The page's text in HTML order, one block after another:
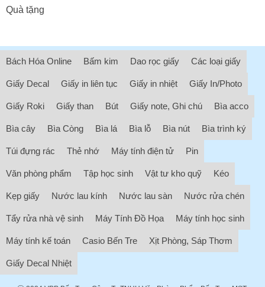
Quà tặng
Bách Hóa Online Bấm kim Dao rọc giấy Các loại giấy
Giấy Decal Giấy in liên tục Giấy in nhiệt Giấy In/Photo
Giấy Roki Giấy than Bút Giấy note, Ghi chú Bìa acco
Bìa cây Bìa Còng Bìa lá Bìa lỗ Bìa nút Bìa trình ký
Túi đựng rác Thẻ nhớ Máy tính điện tử Pin
Văn phòng phẩm Tập học sinh Vật tư kho quỹ Kéo
Kẹp giấy Nước lau kính Nước lau sàn Nước rửa chén
Tẩy rửa nhà vệ sinh Máy Tính Đồ Họa Máy tính học sinh
Máy tính kế toán Casio Bến Tre Xịt Phòng, Sáp Thơm
Giấy Decal Nhiệt